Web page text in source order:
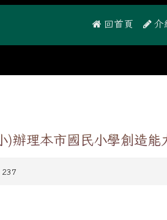
 回首頁 介
)辦理本市國民小學創造
237